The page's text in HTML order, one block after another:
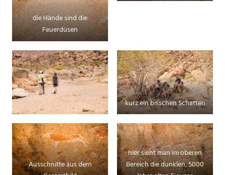
die Hände sind die
Feuerdüsen
kurz ein bisschen Schatten
Ausschnitte aus dem
hier sieht man im oberen
Bereich die dunklen, 5000